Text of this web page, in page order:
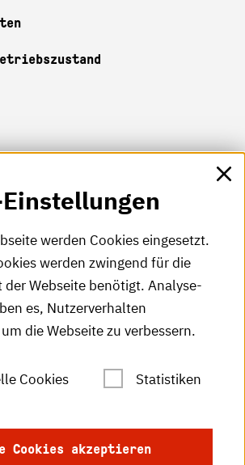
werden Cookies eingesetzt.
werden zwingend für die
Webseite benötigt. Analyse-
es, Nutzerverhalten
die Webseite zu verbessern.
Cookies Statistiken
Cookies akzeptieren